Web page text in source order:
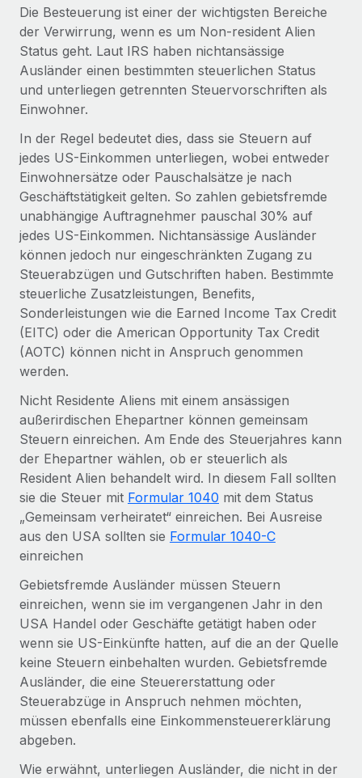
Gründung von Niederlassungen
Schnelle, rechtssichere Gründung von
Niederlassungen
Mobilität und Relocation
Mühelose Relocation von Mitarbeiter:innen
Benefits
Mühelose Verwaltung von Benefits
Strategische Partnerschaft zwischen
Reverse Tech und Remote für Contractor
Management und Payroll
Reverse Tech auf einen Blick Das Gesundheits- und
Wellness-Startup Reverse Tech hat das globale...
Mehr erfahren
Contractor Management
Steuern
Den Blog erkunden
Neues zu Remote-Produkten: Integration mit
Gusto und Zero und Contractor Management
Plus
Auch im neuen Jahr wollen wir bei Remote Unternehmen
aller Größen dabei unterstützen, die beste...
Mehr erfahren
Wie Phiture 55 Mitarbeiter:innen in 19 Ländern
mit Remote verwaltet
Phiture ist der unumstrittene Marktführer im Bereich der
Wachstumsberatung für mobile Apps. Das...
Mehr erfahren
Die Besteuerung ist einer der wichtigsten Bereiche
der Verwirrung, wenn es um Non-resident Alien
Status geht. Laut IRS haben nichtansässige
Ausländer einen bestimmten steuerlichen Status
und unterliegen getrennten Steuervorschriften als
Einwohner.
In der Regel bedeutet dies, dass sie Steuern auf
jedes US-Einkommen unterliegen, wobei entweder
Einwohnersätze oder Pauschalsätze je nach
Geschäftstätigkeit gelten. So zahlen gebietsfremde
unabhängige Auftragnehmer pauschal 30% auf
jedes US-Einkommen. Nichtansässige Ausländer
können jedoch nur eingeschränkten Zugang zu
Steuerabzügen und Gutschriften haben. Bestimmte
steuerliche Zusatzleistungen, Benefits,
Sonderleistungen wie die Earned Income Tax Credit
(EITC) oder die American Opportunity Tax Credit
(AOTC) können nicht in Anspruch genommen
werden.
Nicht Residente Aliens mit einem ansässigen
außerirdischen Ehepartner können gemeinsam
Steuern einreichen. Am Ende des Steuerjahres kann
der Ehepartner wählen, ob er steuerlich als
Resident Alien behandelt wird. In diesem Fall sollten
sie die Steuer mit Formular 1040 mit dem Status
„Gemeinsam verheiratet“ einreichen. Bei Ausreise
aus den USA sollten sie Formular 1040-C
einreichen
Gebietsfremde Ausländer müssen Steuern
einreichen, wenn sie im vergangenen Jahr in den
USA Handel oder Geschäfte getätigt haben oder
wenn sie US-Einkünfte hatten, auf die an der Quelle
keine Steuern einbehalten wurden. Gebietsfremde
Ausländer, die eine Steuererstattung oder
Steuerabzüge in Anspruch nehmen möchten,
müssen ebenfalls eine Einkommensteuererklärung
abgeben.
Wie erwähnt, unterliegen Ausländer, die nicht in der